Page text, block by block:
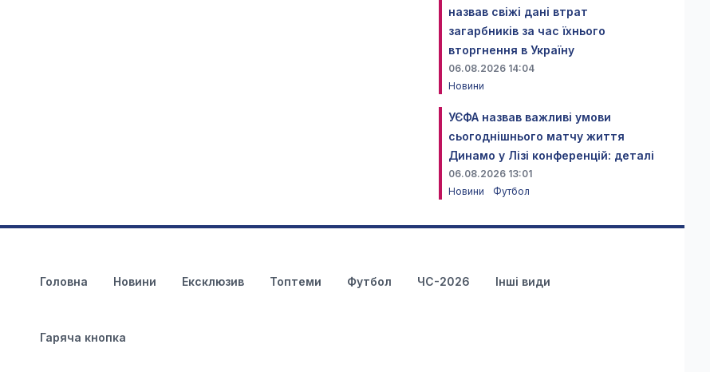
назвав свіжі дані втрат
загарбників за час їхнього
вторгнення в Україну
06.08.2026 14:04
Новини
УЄФА назвав важливі умови
сьогоднішнього матчу життя
Динамо у Лізі конференцій: деталі
06.08.2026 13:01
Новини
Футбол
Головна Новини Ексклюзив Топтеми Футбол ЧС-2026 Інші види
Гаряча кнопка